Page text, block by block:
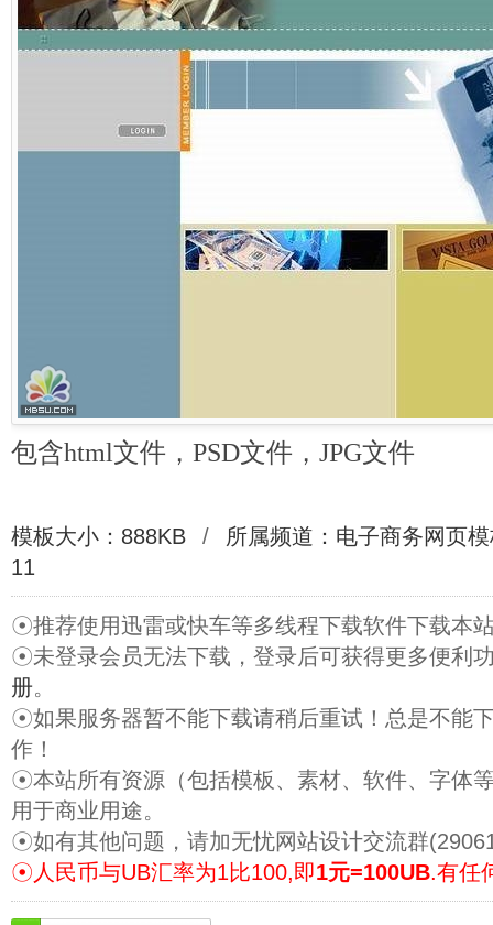
包含html文件，PSD文件，JPG文件
模板大小：888KB / 所属频道： 电子商务网页
11
☉推荐使用迅雷或快车等多线程下载软件下载本
☉未登录会员无法下载，登录后可获得更多便利
册。
☉如果服务器暂不能下载请稍后重试！总是不能
作！
☉本站所有资源（包括模板、素材、软件、字体
用于商业用途。
☉如有其他问题，请加无忧网站设计交流群
☉人民币与UB汇率为1比100,即1元=100UB.有任